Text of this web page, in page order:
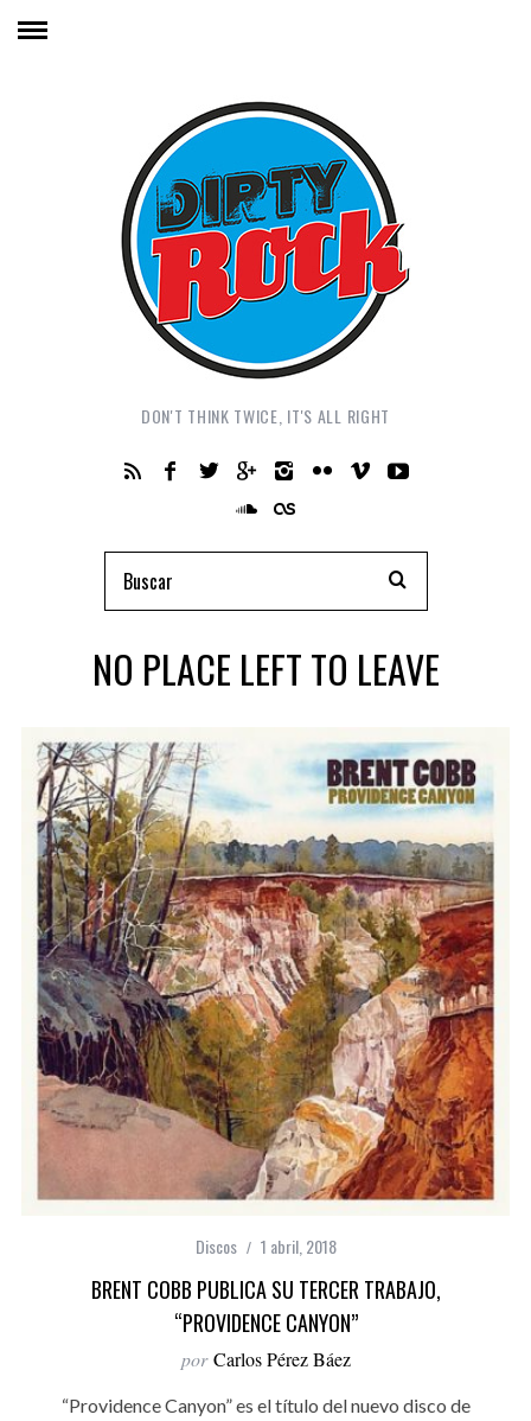
DON'T THINK TWICE, IT'S ALL RIGHT
NO PLACE LEFT TO LEAVE
Discos 1 abril, 2018
BRENT COBB PUBLICA SU TERCER TRABAJO,
“PROVIDENCE CANYON”
por Carlos Pérez Báez
“Providence Canyon” es el título del nuevo disco de